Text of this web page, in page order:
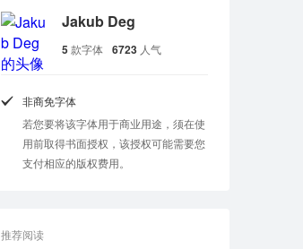
Jakub Deg
5 款字体 6723 人气
非商免字体
若您要将该字体用于商业用途，须在使
用前取得书面授权，该授权可能需要您
支付相应的版权费用。
推荐阅读